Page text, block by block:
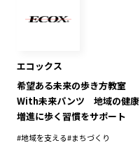
エコックス
希望ある未来の歩き方教室
With未来パンツ 地域の健康
増進に歩く習慣をサポート
#地域を支える#まちづくり